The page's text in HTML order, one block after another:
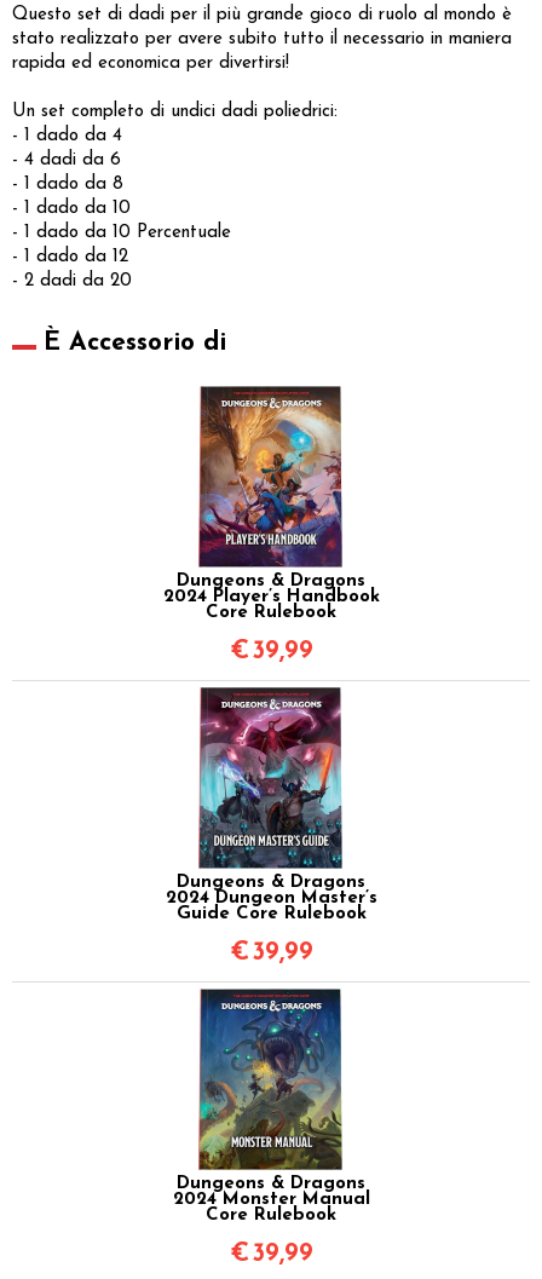
Questo set di dadi per il più grande gioco di ruolo al mondo è
stato realizzato per avere subito tutto il necessario in maniera
rapida ed economica per divertirsi!
Un set completo di undici dadi poliedrici:
- 1 dado da 4
- 4 dadi da 6
- 1 dado da 8
- 1 dado da 10
- 1 dado da 10 Percentuale
- 1 dado da 12
- 2 dadi da 20
È Accessorio di
Dungeons & Dragons
2024 Player’s Handbook
Core Rulebook
€39,99
Dungeons & Dragons
2024 Dungeon Master’s
Guide Core Rulebook
€39,99
Dungeons & Dragons
2024 Monster Manual
Core Rulebook
€39,99